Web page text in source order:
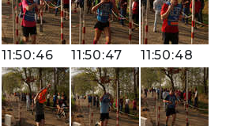
11:50:46 11:50:47 11:50:48